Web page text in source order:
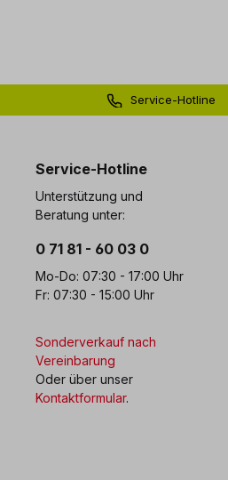
Service-Hotline
Service-Hotline
Unterstützung und
Beratung unter:
0 71 81 - 60 03 0
Mo-Do: 07:30 - 17:00 Uhr
Fr: 07:30 - 15:00 Uhr
Sonderverkauf nach
Vereinbarung
Oder über unser
Kontaktformular.